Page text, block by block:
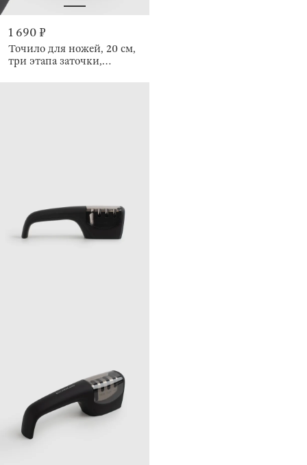
1 690 ₽
Точило для ножей, 20 см,
три этапа заточки,